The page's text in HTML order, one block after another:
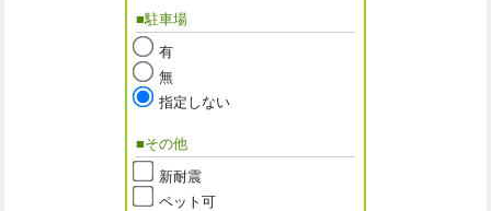
■駐車場
有
無
指定しない
■その他
新耐震
ペット可